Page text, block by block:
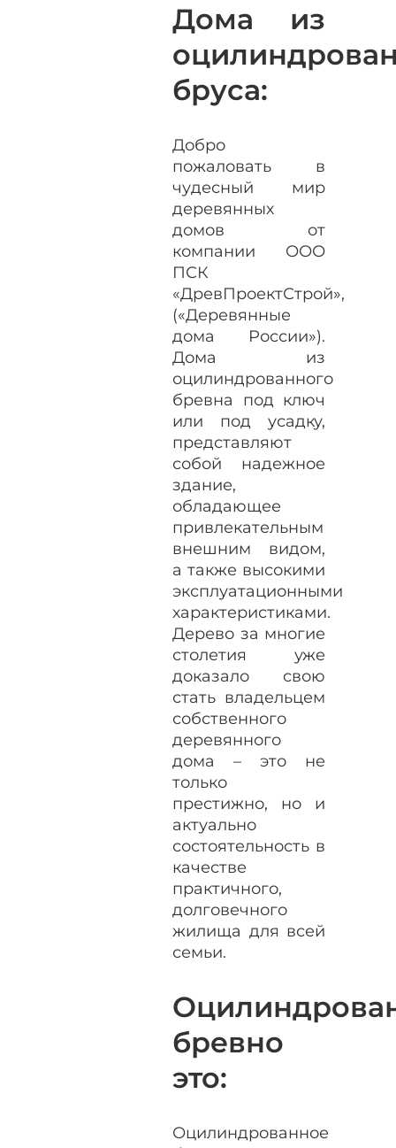
Дома из
бруса:
Добро
пожаловать в
чудесный мир
деревянных
домов от
компании ООО
ПСК
«ДревПроектСтрой»,
(«Деревянные
дома России»).
Дома из
оцилиндрованного
бревна под ключ
или под усадку,
представляют
собой надежное
здание,
обладающее
привлекательным
внешним видом,
а также высокими
эксплуатационными
характеристиками.
Дерево за многие
столетия уже
доказало свою
стать владельцем
собственного
деревянного
дома – это не
только
престижно, но и
актуально
состоятельность в
качестве
практичного,
долговечного
жилища для всей
семьи.
бревно
это:
Оцилиндрованное